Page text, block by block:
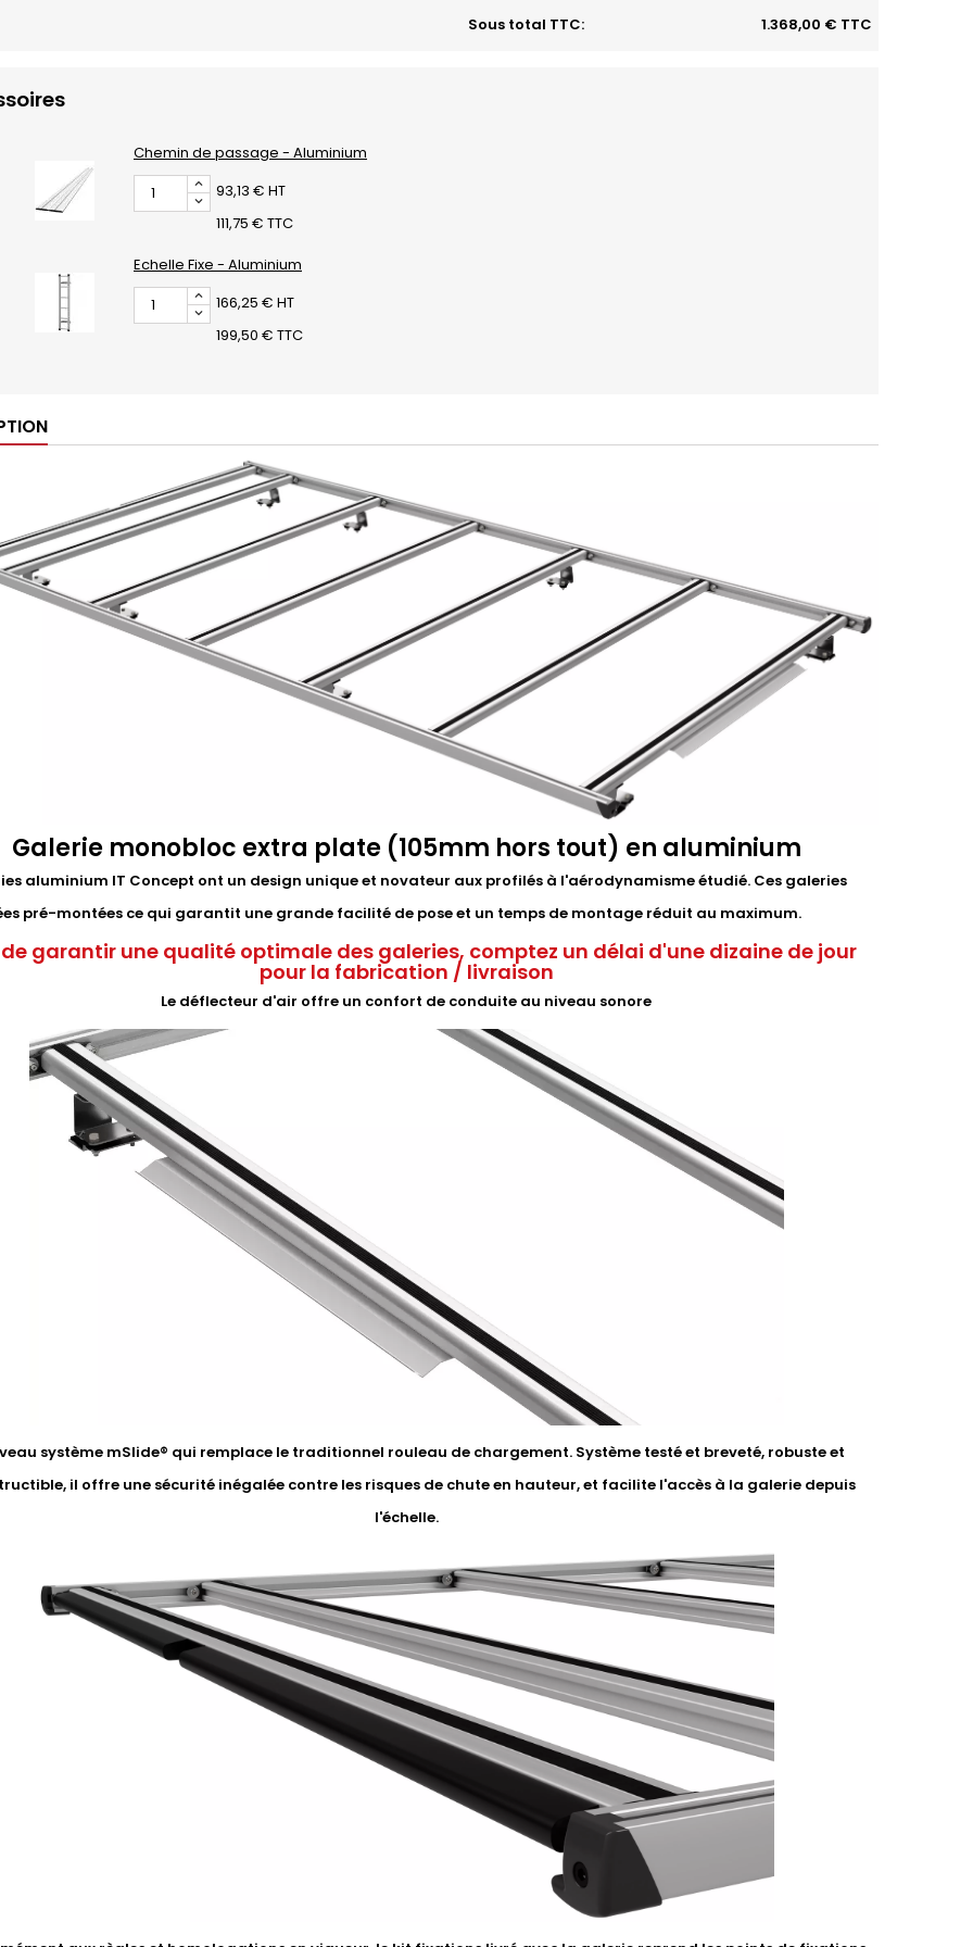
Sous total TTC: 1.368,00 € TTC
Chemin de passage - Aluminium
93,13 € HT
111,75 € TTC
Echelle Fixe - Aluminium
166,25 € HT
199,50 € TTC
Galerie monobloc extra plate (105mm hors tout) en aluminium
aluminium IT Concept ont un design unique et novateur aux profilés à l'aérodynamisme étudié. Ces galeries
pré-montées ce qui garantit une grande facilité de pose et un temps de montage réduit au maximum.
garantir une qualité optimale des galeries, comptez un délai d'une dizaine de jour
pour la fabrication / livraison
Le déflecteur d'air offre un confort de conduite au niveau sonore
système mSlide® qui remplace le traditionnel rouleau de chargement. Système testé et breveté, robuste et
il offre une sécurité inégalée contre les risques de chute en hauteur, et facilite l'accès à la galerie depuis
l'échelle.